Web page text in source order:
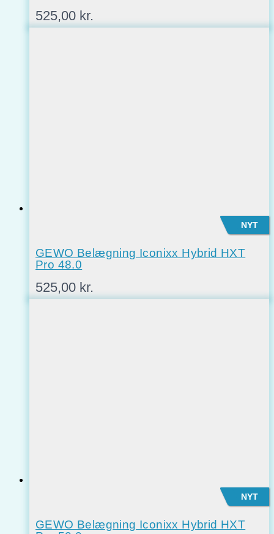
525,00 kr.
NYT
GEWO Belægning Iconixx Hybrid HXT
Pro 48.0
525,00 kr.
NYT
GEWO Belægning Iconixx Hybrid HXT